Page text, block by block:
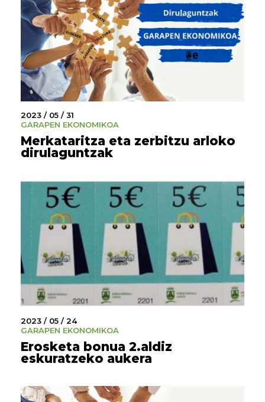
2023 / 05 / 31
GARAPEN EKONOMIKOA
Merkataritza eta zerbitzu arloko
dirulaguntzak
2023 / 05 / 24
GARAPEN EKONOMIKOA
Erosketa bonua 2.aldiz
eskuratzeko aukera